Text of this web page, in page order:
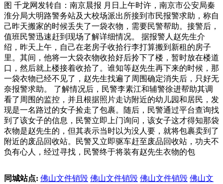
图 千龙网发转自：南京晨报 月日上午时许，南京市公安局秦
淮分局大明路警务站及大校场派出所接到市民报警求助，称自
己昨天搬家的时候丢失了一袋衣物，需要民警帮助。接警后，
值班民警迅速赶到现场了解详细情况。 据报警人赵先生介
绍，昨天上午，自己在老房子收拾行李打算搬到新租的房子
里。其间，他将一大袋衣物收拾好后拎下了楼，暂时放在楼道
口，然后就上楼接着收拾了。谁知等赵先生再下来的时候，那
一袋衣物已经不见了，赵先生找遍了周围确定消失后，只好无
奈报警求助。 了解情况后，民警李素江和辅警徐进帮助其调
看了周围的监控，并且根据照片走访附近的幼儿园和居民，发
现是一名路过的女子捡走了包裹。随后，民警通过平台查询找
到了该女子的信息，民警立即上门询问，该女子这才得知那袋
衣物是赵先生的，但其表示当时以为没人要，就将包裹卖到了
附近的废品回收站。民警又立即驱车赶至废品回收站，功夫不
负有心人，经过寻找，民警终于将装有赵先生衣物的包
同城站点: 佛山文件销毁 佛山文件销毁 佛山文件销毁 佛山文